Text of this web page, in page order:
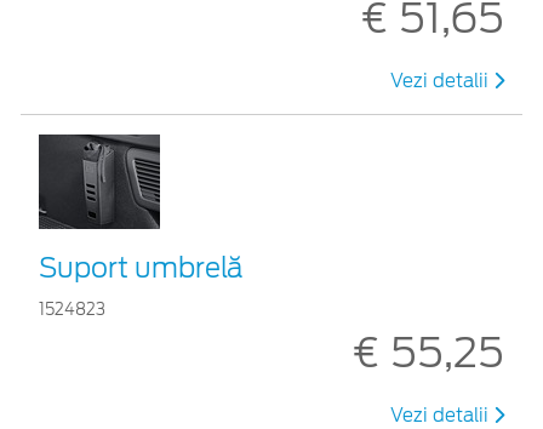
€ 51,65
Vezi detalii
Suport umbrelă
1524823
€ 55,25
Vezi detalii